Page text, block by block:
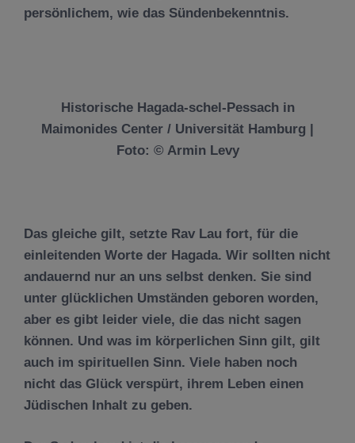
persönlichem, wie das Sündenbekenntnis.
Historische Hagada-schel-Pessach in
Maimonides Center / Universität Hamburg |
Foto: © Armin Levy
Das gleiche gilt, setzte Rav Lau fort, für die
einleitenden Worte der Hagada. Wir sollten nicht
andauernd nur an uns selbst denken. Sie sind
unter glücklichen Umständen geboren worden,
aber es gibt leider viele, die das nicht sagen
können. Und was im körperlichen Sinn gilt, gilt
auch im spirituellen Sinn. Viele haben noch
nicht das Glück verspürt, ihrem Leben einen
Jüdischen Inhalt zu geben.